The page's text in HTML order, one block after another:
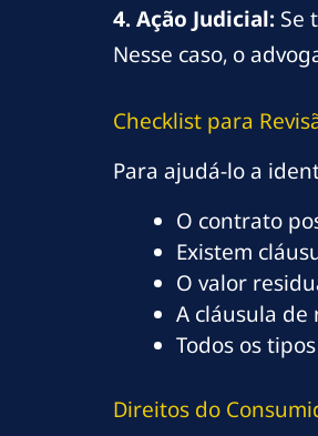
4. Ação Judicial: Se
Nesse caso, o
Checklist para
Para ajudá-lo a
O contrato
Existem
O valor
A cláusula de
Todos os
Direitos do